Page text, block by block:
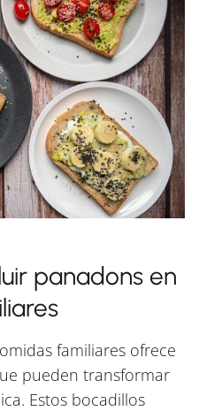
panadons en
familiares ofrece
pueden transformar
Estos bocadillos